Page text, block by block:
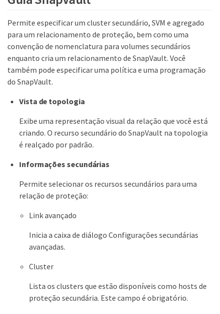
Permite especificar um cluster secundário, SVM e agregado
para um relacionamento de proteção, bem como uma
convenção de nomenclatura para volumes secundários
enquanto cria um relacionamento de SnapVault. Você
também pode especificar uma política e uma programação
do SnapVault.
Vista de topologia
Exibe uma representação visual da relação que você está
criando. O recurso secundário do SnapVault na topologia
é realçado por padrão.
Informações secundárias
Permite selecionar os recursos secundários para uma
relação de proteção:
Link avançado
Inicia a caixa de diálogo Configurações secundárias
avançadas.
Cluster
Lista os clusters que estão disponíveis como hosts de
proteção secundária. Este campo é obrigatório.